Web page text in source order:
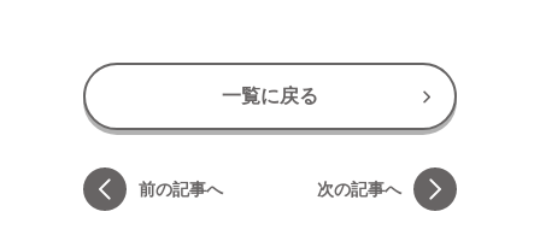
前の記事へ
一覧に戻る
次の記事へ